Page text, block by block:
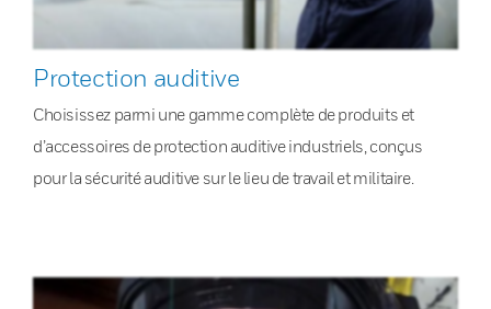
Protection auditive
Choisissez parmi une gamme complète de produits et
d’accessoires de protection auditive industriels, conçus
pour la sécurité auditive sur le lieu de travail et militaire.